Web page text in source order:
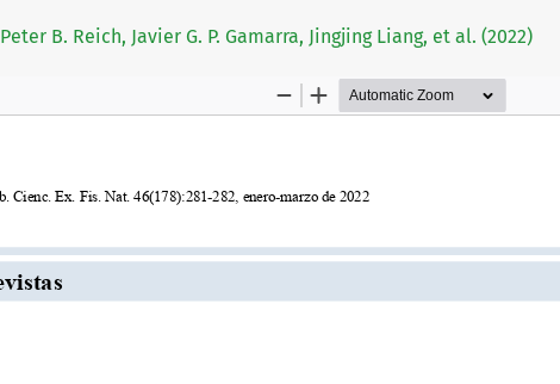
artículoB. Reich, Javier G. P. Gamarra, Jingjing Liang, et al. (2022)